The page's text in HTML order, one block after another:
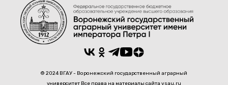
© 2024 ВГАУ - Воронежский государственный аграрный
университет Все права на материалы сайта vsau.ru